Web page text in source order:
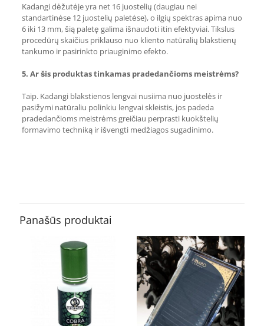
Kadangi dėžutėje yra net 16 juostelių (daugiau nei
standartinėse 12 juostelių paletėse), o ilgių spektras apima nuo
6 iki 13 mm, šią paletę galima išnaudoti itin efektyviai. Tikslus
procedūrų skaičius priklauso nuo kliento natūralių blakstienų
tankumo ir pasirinkto priauginimo efekto.
5. Ar šis produktas tinkamas pradedančioms meistrėms?
Taip. Kadangi blakstienos lengvai nusiima nuo juostelės ir
pasižymi natūraliu polinkiu lengvai skleistis, jos padeda
pradedančioms meistrėms greičiau perprasti kuokštelių
formavimo techniką ir išvengti medžiagos sugadinimo.
blakstienos priauginimui”
El. pašto adresas nebus skelbiamas.Būtini laukeliai pažymėti*
Jūsų įvertinimas
1 iš 5
žvaigždučių
žvaigždučių
žvaigždučių
Panašūs produktai